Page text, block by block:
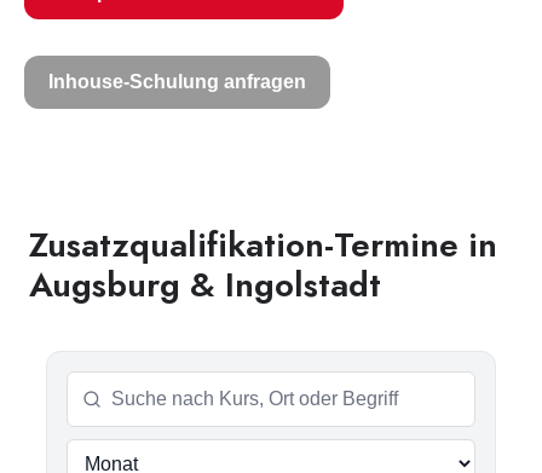
Inhouse-Schulung anfragen
Zusatzqualifikation-Termine in
Augsburg & Ingolstadt